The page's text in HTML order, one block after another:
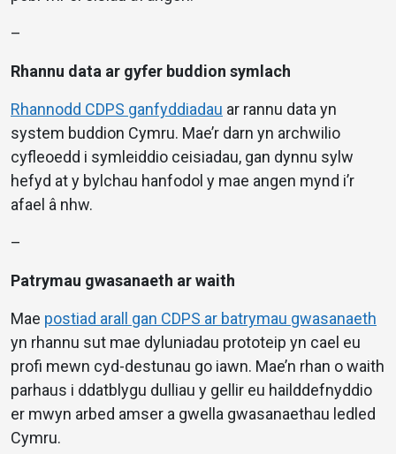
–
Rhannu data ar gyfer buddion symlach
Rhannodd CDPS ganfyddiadau ar rannu data yn
system buddion Cymru. Mae’r darn yn archwilio
cyfleoedd i symleiddio ceisiadau, gan dynnu sylw
hefyd at y bylchau hanfodol y mae angen mynd i’r
afael â nhw.
–
Patrymau gwasanaeth ar waith
Mae postiad arall gan CDPS ar batrymau gwasanaeth
yn rhannu sut mae dyluniadau prototeip yn cael eu
profi mewn cyd-destunau go iawn. Mae’n rhan o waith
parhaus i ddatblygu dulliau y gellir eu hailddefnyddio
er mwyn arbed amser a gwella gwasanaethau ledled
Cymru.